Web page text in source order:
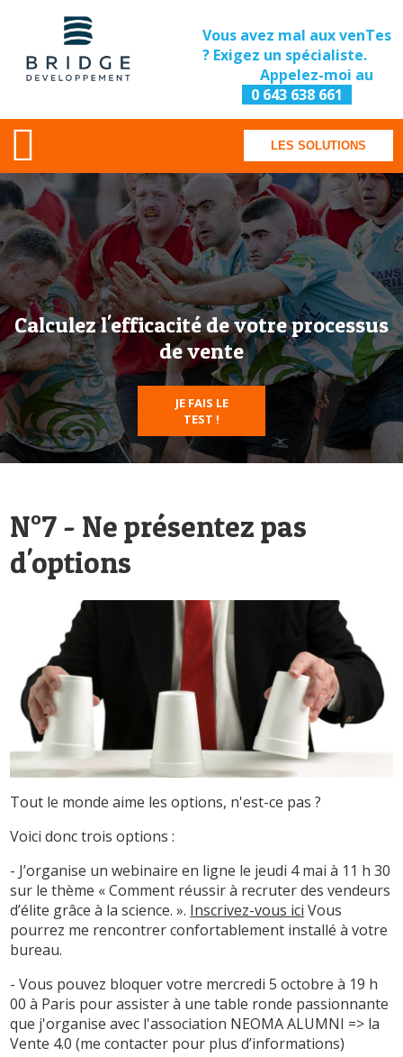
Vous avez mal aux venTes
? Exigez un spécialiste.
Appelez-moi au
0 643 638 661
LES SOLUTIONS
Calculez l'efficacité de votre processus
de vente
JE FAIS LE
TEST !
N°7 - Ne présentez pas
d'options
Tout le monde aime les options, n'est-ce pas ?
Voici donc trois options :
- J’organise un webinaire en ligne le jeudi 4 mai à 11 h 30
sur le thème « Comment réussir à recruter des vendeurs
d’élite grâce à la science. ». Inscrivez-vous ici Vous
pourrez me rencontrer confortablement installé à votre
bureau.
- Vous pouvez bloquer votre mercredi 5 octobre à 19 h
00 à Paris pour assister à une table ronde passionnante
que j'organise avec l'association NEOMA ALUMNI => la
Vente 4.0 (me contacter pour plus d’informations)